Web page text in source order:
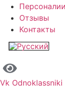
Персоналии
Отзывы
Контакты
Vk Odnoklassniki